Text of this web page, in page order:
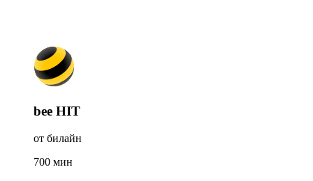
bee HIT
от билайн
700 мин